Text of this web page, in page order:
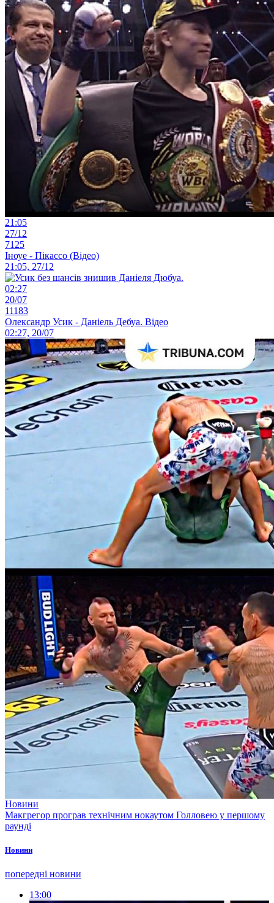
21:05
27/12
7125
Іноуе - Пікассо (Відео)
21:05, 27/12
02:27
20/07
11183
Олександр Усик - Даніель Дебуа. Відео
02:27, 20/07
Новини
Макгрегор програв технічним нокаутом Голловею у першому
раунді
Новини
попередні новини
13:00